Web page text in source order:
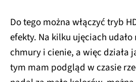
Do tego można włączyć tryb
efekty. Na kilku ujęciach
chmury i cienie, a więc działa
tym mam podgląd w czasie